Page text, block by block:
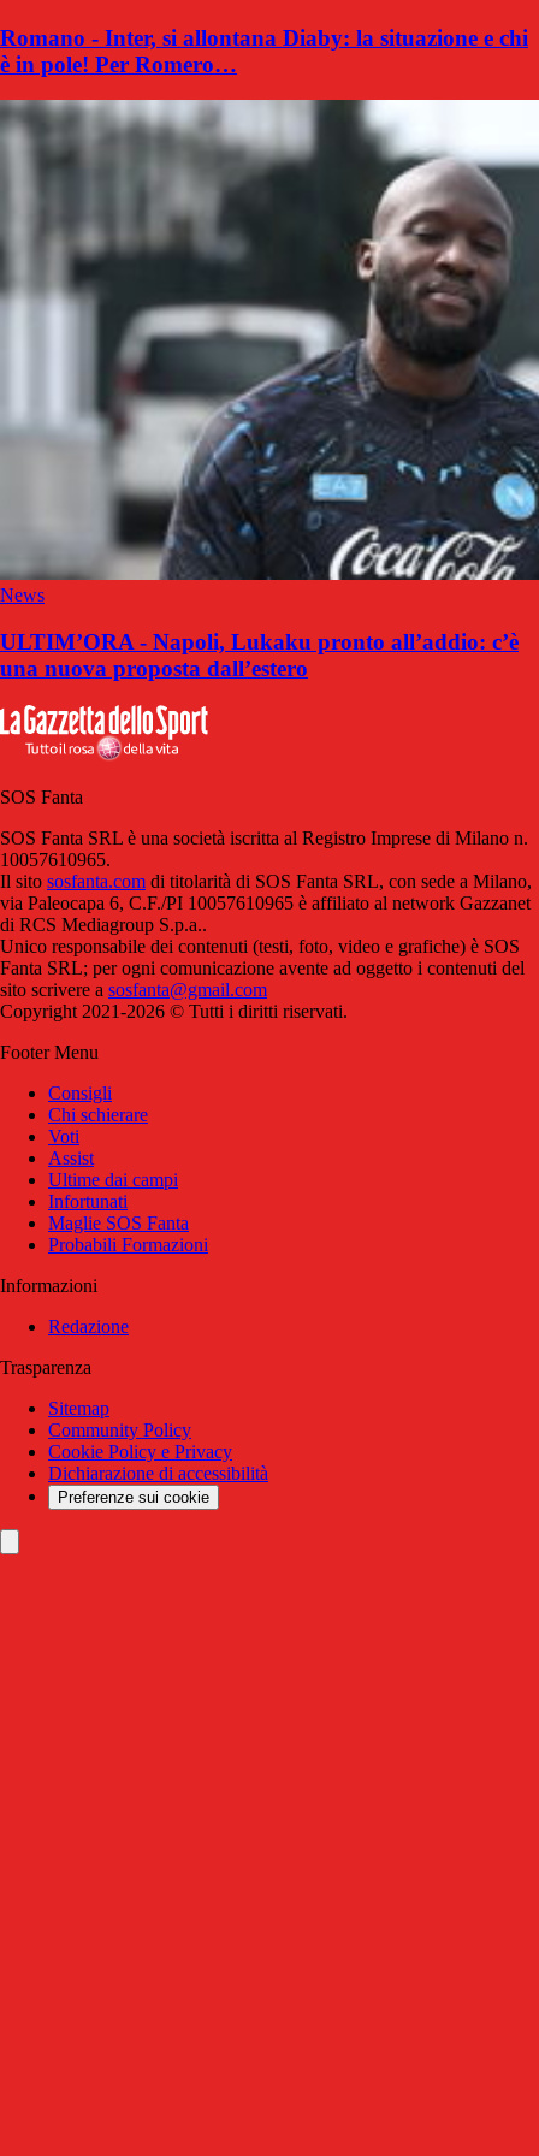
Romano - Inter, si allontana Diaby: la situazione e chi
è in pole! Per Romero…
News
ULTIM’ORA - Napoli, Lukaku pronto all’addio: c’è
una nuova proposta dall’estero
SOS Fanta
SOS Fanta SRL è una società iscritta al Registro Imprese di Milano n.
10057610965.
Il sito sosfanta.com di titolarità di SOS Fanta SRL, con sede a Milano,
via Paleocapa 6, C.F./PI 10057610965 è affiliato al network Gazzanet
di RCS Mediagroup S.p.a..
Unico responsabile dei contenuti (testi, foto, video e grafiche) è SOS
Fanta SRL; per ogni comunicazione avente ad oggetto i contenuti del
sito scrivere a sosfanta@gmail.com
Copyright 2021-2026 © Tutti i diritti riservati.
Footer Menu
Consigli
Chi schierare
Voti
Assist
Ultime dai campi
Infortunati
Maglie SOS Fanta
Probabili Formazioni
Informazioni
Redazione
Trasparenza
Sitemap
Community Policy
Cookie Policy e Privacy
Dichiarazione di accessibilità
Preferenze sui cookie